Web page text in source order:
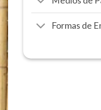
Formas de